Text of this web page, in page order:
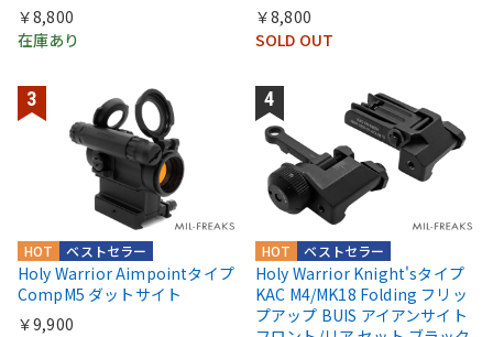
￥8,800
在庫あり
￥8,800
SOLD OUT
ベストセラー
HOT
Holy Warrior Aimpointタイプ
CompM5 ダットサイト
￥9,900
ベストセラー
HOT
Holy Warrior Knight'sタイプ
KAC M4/MK18 Folding フリッ
プアップ BUIS アイアンサイト